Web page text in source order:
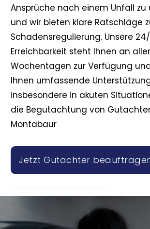
Ansprüche nach einem Unfall zu
und wir bieten klare Ratschläge
Schadensregulierung. Unsere
Erreichbarkeit steht Ihnen an
Wochentagen zur Verfügung
Ihnen umfassende
insbesondere in akuten
die Begutachtung von
Montabaur
Jetzt Gutachter